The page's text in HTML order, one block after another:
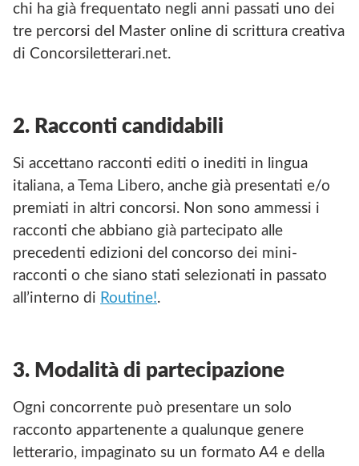
chi ha già frequentato negli anni passati uno dei
tre percorsi del Master online di scrittura creativa
di Concorsiletterari.net.
2. Racconti candidabili
Si accettano racconti editi o inediti in lingua
italiana, a Tema Libero, anche già presentati e/o
premiati in altri concorsi. Non sono ammessi i
racconti che abbiano già partecipato alle
precedenti edizioni del concorso dei mini-
racconti o che siano stati selezionati in passato
all’interno di Routine!.
3. Modalità di partecipazione
Ogni concorrente può presentare un solo
racconto appartenente a qualunque genere
letterario, impaginato su un formato A4 e della